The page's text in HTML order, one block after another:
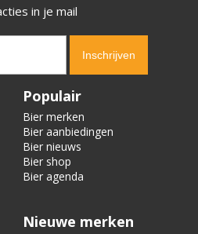
in je mail
Populair
Bier merken
Bier aanbiedingen
Bier nieuws
Bier shop
Bier agenda
Nieuwe merken